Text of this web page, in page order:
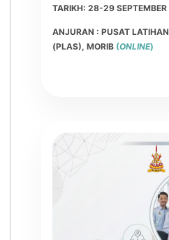
TARIKH: 28-29
ANJURAN : PUSAT
(PLAS), MORIB (ONLINE)